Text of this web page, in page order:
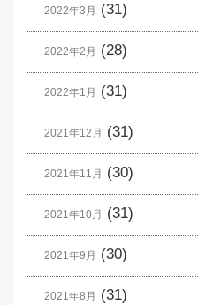
2022年3月 (31)
2022年2月 (28)
2022年1月 (31)
2021年12月 (31)
2021年11月 (30)
2021年10月 (31)
2021年9月 (30)
2021年8月 (31)